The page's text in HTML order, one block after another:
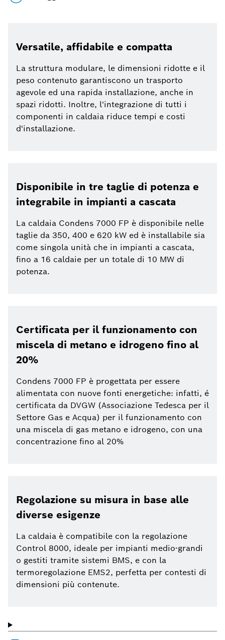
Versatile, affidabile e compatta
La struttura modulare, le dimensioni ridotte e il
peso contenuto garantiscono un trasporto
agevole ed una rapida installazione, anche in
spazi ridotti. Inoltre, l'integrazione di tutti i
componenti in caldaia riduce tempi e costi
d'installazione.
Disponibile in tre taglie di potenza e
integrabile in impianti a cascata
La caldaia Condens 7000 FP è disponibile nelle
taglie da 350, 400 e 620 kW ed è installabile sia
come singola unità che in impianti a cascata,
fino a 16 caldaie per un totale di 10 MW di
potenza.
Certificata per il funzionamento con
miscela di metano e idrogeno fino al
20%
Condens 7000 FP è progettata per essere
alimentata con nuove fonti energetiche: infatti, é
certificata da DVGW (Associazione Tedesca per il
Settore Gas e Acqua) per il funzionamento con
una miscela di gas metano e idrogeno, con una
concentrazione fino al 20%
Regolazione su misura in base alle
diverse esigenze
La caldaia è compatibile con la regolazione
Control 8000, ideale per impianti medio-grandi
o gestiti tramite sistemi BMS, e con la
termoregolazione EMS2, perfetta per contesti di
dimensioni più contenute.